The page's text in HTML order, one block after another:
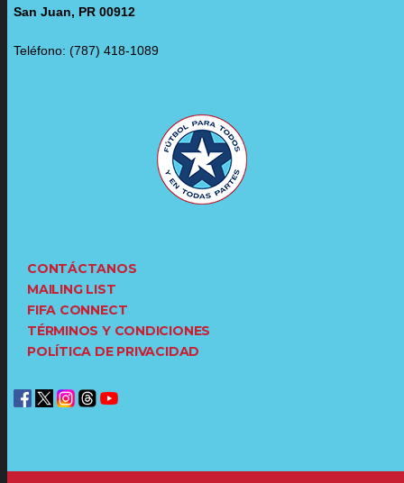
San Juan, PR 00912
Teléfono: (787) 418-1089
CONTÁCTANOS
MAILING LIST
FIFA CONNECT
TÉRMINOS Y CONDICIONES
POLÍTICA DE PRIVACIDAD